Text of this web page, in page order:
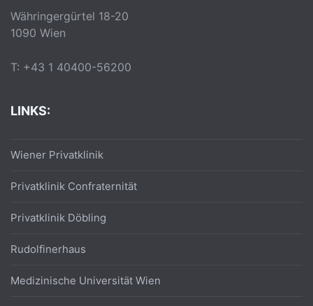
Währingergürtel 18-20
1090 Wien
T: +43 1 40400-56200
LINKS:
Wiener Privatklinik
Privatklinik Confraternität
Privatklinik Döbling
Rudolfinerhaus
Medizinische Universität Wien